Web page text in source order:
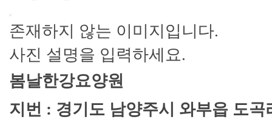
존재하지 않는 이미지입니다.
사진 설명을 입력하세요.
봄날한강요양원
지번 : 경기도 남양주시 와부읍 도곡